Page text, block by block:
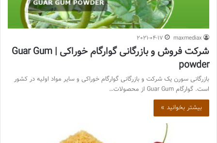
maxmediax
2021-04-17
شرکت فروش و بازرگانی گوارگام خوراکی | Guar Gum
powder
بازرگانی سورن یک شرکت و بازرگانی گوارگام خوراکی و سایر مواد اولیه در کشور
است. گوارگام Guar Gum از محصولات…
بیشتر بخوانید »